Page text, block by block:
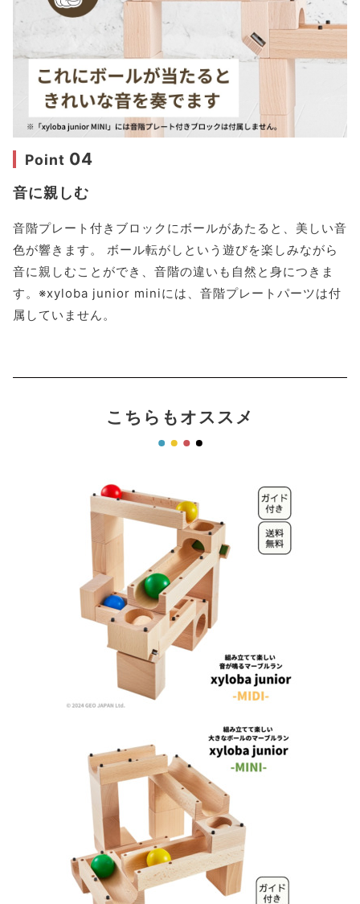
Point 04
音に親しむ
音階プレート付きブロックにボールがあたると、美しい音
色が響きます。 ボール転がしという遊びを楽しみながら
音に親しむことができ、音階の違いも自然と身につきま
す。※xyloba junior miniには、音階プレートパーツは付
属していません。
こちらもオススメ